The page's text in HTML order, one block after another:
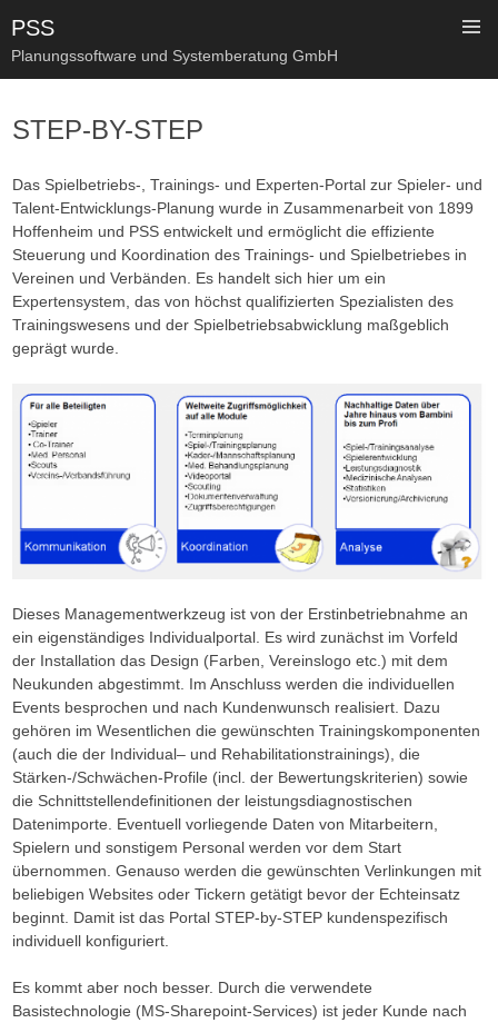
PSS
Planungssoftware und Systemberatung GmbH
CONTENT
STEP-BY-STEP
Das Spielbetriebs-, Trainings- und Experten-Portal zur Spieler- und
Talent-Entwicklungs-Planung wurde in Zusammenarbeit von 1899
Hoffenheim und PSS entwickelt und ermöglicht die effiziente
Steuerung und Koordination des Trainings- und Spielbetriebes in
Vereinen und Verbänden. Es handelt sich hier um ein
Expertensystem, das von höchst qualifizierten Spezialisten des
Trainingswesens und der Spielbetriebsabwicklung maßgeblich
geprägt wurde.
Dieses Managementwerkzeug ist von der Erstinbetriebnahme an
ein eigenständiges Individualportal. Es wird zunächst im Vorfeld
der Installation das Design (Farben, Vereinslogo etc.) mit dem
Neukunden abgestimmt. Im Anschluss werden die individuellen
Events besprochen und nach Kundenwunsch realisiert. Dazu
gehören im Wesentlichen die gewünschten Trainingskomponenten
(auch die der Individual– und Rehabilitationstrainings), die
Stärken-/Schwächen-Profile (incl. der Bewertungskriterien) sowie
die Schnittstellendefinitionen der leistungsdiagnostischen
Datenimporte. Eventuell vorliegende Daten von Mitarbeitern,
Spielern und sonstigem Personal werden vor dem Start
übernommen. Genauso werden die gewünschten Verlinkungen mit
beliebigen Websites oder Tickern getätigt bevor der Echteinsatz
beginnt. Damit ist das Portal STEP-by-STEP kundenspezifisch
individuell konfiguriert.
Es kommt aber noch besser. Durch die verwendete
Basistechnologie (MS-Sharepoint-Services) ist jeder Kunde nach